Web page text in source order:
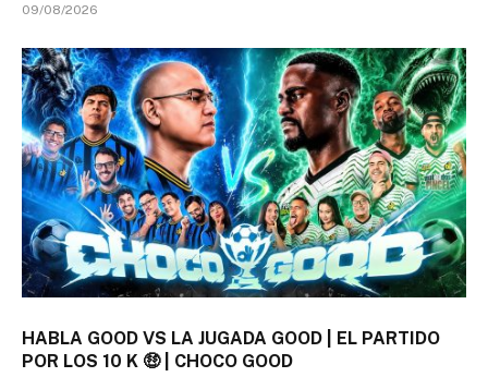
09/08/2026
HABLA GOOD VS LA JUGADA GOOD | EL PARTIDO
POR LOS 10 K 🤑 | CHOCO GOOD